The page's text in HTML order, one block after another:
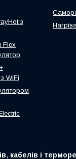
з
Flex
WiFi
, кабелів і